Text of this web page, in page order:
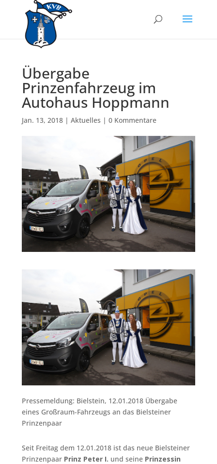
Übergabe
Prinzenfahrzeug im
Autohaus Hoppmann
Jan. 13, 2018| Aktuelles | 0 Kommentare
Pressemeldung: Bielstein, 12.01.2018 Übergabe
eines Großraum-Fahrzeugs an das Bielsteiner
Prinzenpaar
Seit Freitag dem 12.01.2018 ist das neue Bielsteiner
Prinzenpaar Prinz Peter I. und seine Prinzessin